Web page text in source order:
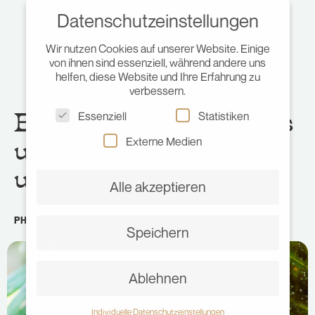
BOHOL – Koboldmakis
und Chocolate Hills –
unser Guide für dich!
PHILIPPINEN
Datenschutzeinstellungen
Wir nutzen Cookies auf unserer Website. Einige
von ihnen sind essenziell, während andere uns
helfen, diese Website und Ihre Erfahrung zu
verbessern.
Essenziell
Statistiken
Externe Medien
Alle akzeptieren
Speichern
Ablehnen
Individuelle Datenschutzeinstellungen